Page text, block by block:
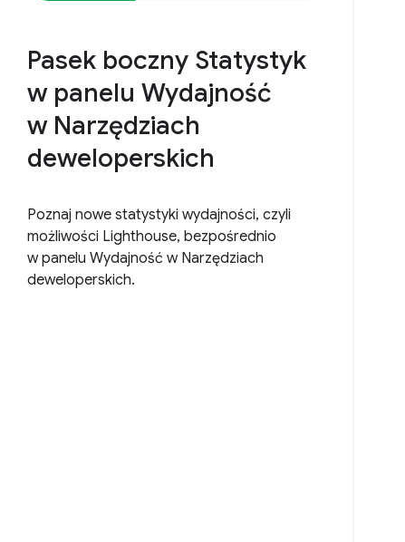
Pasek boczny Statystyk
w panelu Wydajność
w Narzędziach
deweloperskich
Poznaj nowe statystyki wydajności, czyli
możliwości Lighthouse, bezpośrednio
w panelu Wydajność w Narzędziach
deweloperskich.